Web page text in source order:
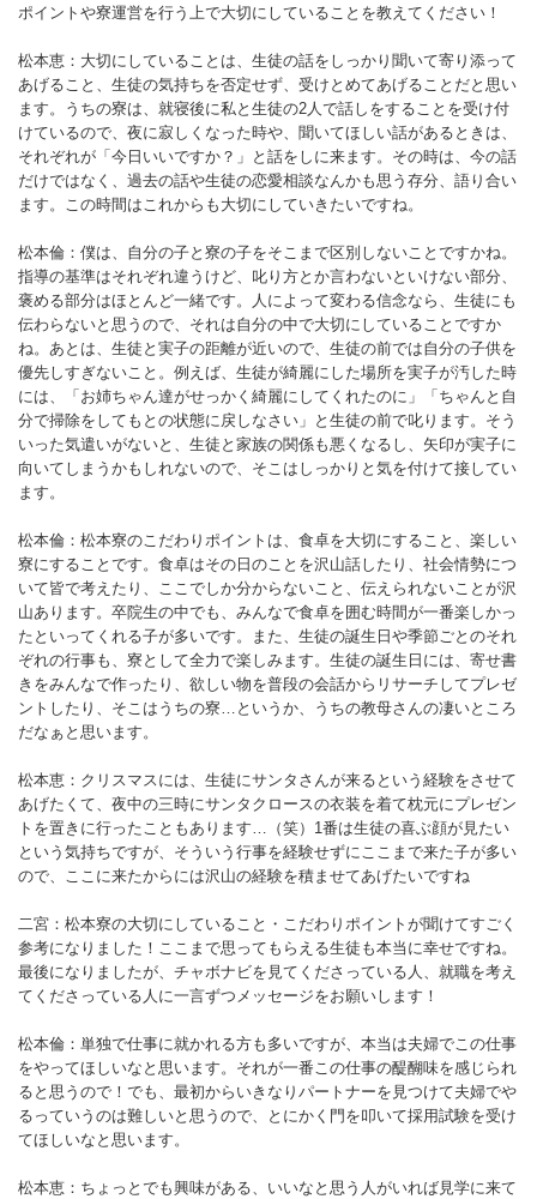
ポイントや寮運営を行う上で大切にしていることを教えてください！
松本恵：大切にしていることは、生徒の話をしっかり聞いて寄り添って
あげること、生徒の気持ちを否定せず、受けとめてあげることだと思い
ます。うちの寮は、就寝後に私と生徒の2人で話しをすることを受け付
けているので、夜に寂しくなった時や、聞いてほしい話があるときは、
それぞれが「今日いいですか？」と話をしに来ます。その時は、今の話
だけではなく、過去の話や生徒の恋愛相談なんかも思う存分、語り合い
ます。この時間はこれからも大切にしていきたいですね。
松本倫：僕は、自分の子と寮の子をそこまで区別しないことですかね。
指導の基準はそれぞれ違うけど、叱り方とか言わないといけない部分、
褒める部分はほとんど一緒です。人によって変わる信念なら、生徒にも
伝わらないと思うので、それは自分の中で大切にしていることですか
ね。あとは、生徒と実子の距離が近いので、生徒の前では自分の子供を
優先しすぎないこと。例えば、生徒が綺麗にした場所を実子が汚した時
には、「お姉ちゃん達がせっかく綺麗にしてくれたのに」「ちゃんと自
分で掃除をしてもとの状態に戻しなさい」と生徒の前で叱ります。そう
いった気遣いがないと、生徒と家族の関係も悪くなるし、矢印が実子に
向いてしまうかもしれないので、そこはしっかりと気を付けて接してい
ます。
松本倫：松本寮のこだわりポイントは、食卓を大切にすること、楽しい
寮にすることです。食卓はその日のことを沢山話したり、社会情勢につ
いて皆で考えたり、ここでしか分からないこと、伝えられないことが沢
山あります。卒院生の中でも、みんなで食卓を囲む時間が一番楽しかっ
たといってくれる子が多いです。また、生徒の誕生日や季節ごとのそれ
ぞれの行事も、寮として全力で楽しみます。生徒の誕生日には、寄せ書
きをみんなで作ったり、欲しい物を普段の会話からリサーチしてプレゼ
ントしたり、そこはうちの寮…というか、うちの教母さんの凄いところ
だなぁと思います。
松本恵：クリスマスには、生徒にサンタさんが来るという経験をさせて
あげたくて、夜中の三時にサンタクロースの衣装を着て枕元にプレゼン
トを置きに行ったこともあります…（笑）1番は生徒の喜ぶ顔が見たい
という気持ちですが、そういう行事を経験せずにここまで来た子が多い
ので、ここに来たからには沢山の経験を積ませてあげたいですね
二宮：松本寮の大切にしていること・こだわりポイントが聞けてすごく
参考になりました！ここまで思ってもらえる生徒も本当に幸せですね。
最後になりましたが、チャボナビを見てくださっている人、就職を考え
てくださっている人に一言ずつメッセージをお願いします！
松本倫：単独で仕事に就かれる方も多いですが、本当は夫婦でこの仕事
をやってほしいなと思います。それが一番この仕事の醍醐味を感じられ
ると思うので！でも、最初からいきなりパートナーを見つけて夫婦でや
るっていうのは難しいと思うので、とにかく門を叩いて採用試験を受け
てほしいなと思います。
松本恵：ちょっとでも興味がある、いいなと思う人がいれば見学に来て